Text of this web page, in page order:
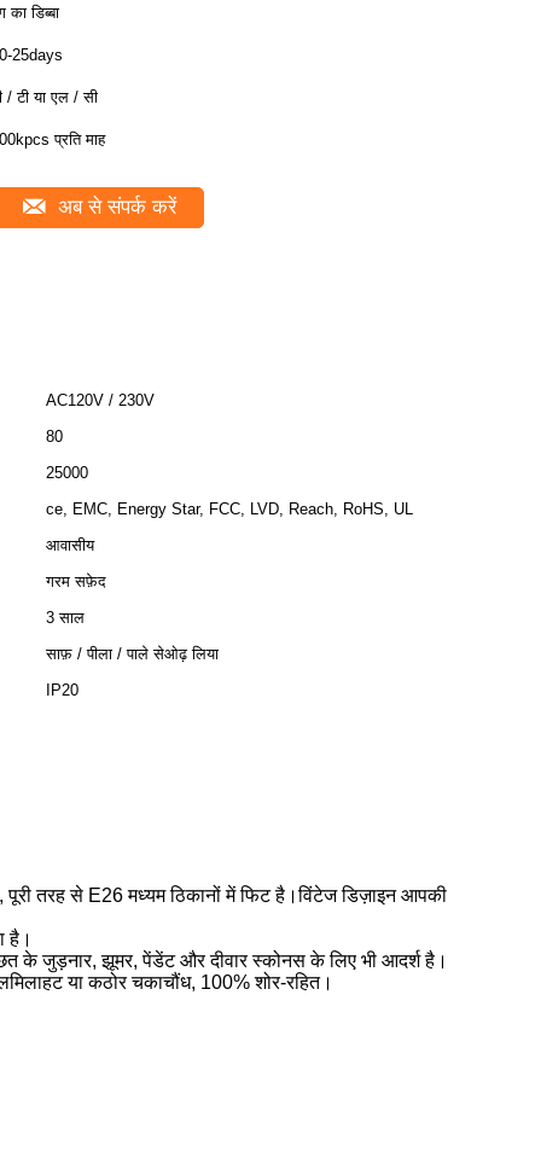
का डिब्बा
25days
/ टी या एल / सी
प्रति माह
अब से संपर्क करें
AC120V / 230V
80
25000
ce, EMC, Energy Star, FCC, LVD, Reach, RoHS, UL
आवासीय
गरम सफ़ेद
3 साल
साफ़ / पीला / पाले सेओढ़ लिया
IP20
पूरी तरह से E26 मध्यम ठिकानों में फिट है।विंटेज डिज़ाइन आपकी
है।
के जुड़नार, झूमर, पेंडेंट और दीवार स्कोनस के लिए भी आदर्श है।
या कठोर चकाचौंध, 100% शोर-रहित।